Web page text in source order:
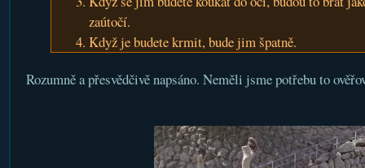
zaútočí.
Když je budete krmit, bude jim špatně.
Rozumně a přesvědčivě napsáno. Neměli jsme potřebu to